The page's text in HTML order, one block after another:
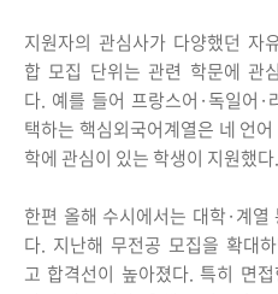
지원자의 관심사가 다양했던 자
합 모집 단위는 관련 학문에 관
다. 예를 들어 프랑스어·독일어·
택하는 핵심외국어계열은 네 언
학에 관심이 있는 학생이 지원했다.
한편 올해 수시에서는 대학·계
다. 지난해 무전공 모집을 확대
고 합격선이 높아졌다. 특히 면